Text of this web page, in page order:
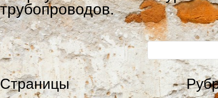
трубопроводов.
Страницы